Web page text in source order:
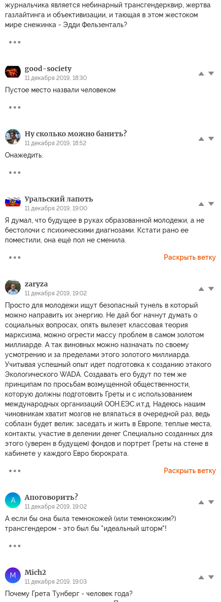
журнальчика является небинарный трансгендерквир, жертва
газлайтинга и объективизации, и тающая в этом жестоком
мире снежинка - Эдди Фельзенталь?
good-society
11 декабря 2019, 18:30
Пустое место назвали человеком
Ну сколько можно банить?
11 декабря 2019, 18:52
Онажедить.
Уральский лапоть
11 декабря 2019, 19:00
Я думал, что будущее в руках образованной молодежи, а не
бестолочи с психическими диагнозами. Кстати рано ее
поместили, она ещё пол не сменила.
Раскрыть ветку
zaryza
11 декабря 2019, 19:02
Просто для молодежи ищут безопасный тунель в который
можно направить их энергию. Не дай бог начнут думать о
социальных вопросах, опять вылезет классовая теория
марксизма, можно огрести массу проблем в самом золотом
миллиарде. А так виновных можно назначать по своему
усмотрению и за пределами этого золотого миллиарда.
Учитывая успешный опыт идет подготовка к созданию этакого
Экологического WADA. Создавать его будут по тем же
принципам по просьбам возмущенной общественности,
которую должны подготовить Греты и с использованием
международных организаций ООН.ЕЭС.и.т.д. Надеюсь нашим
чиновникам хватит мозгов не вляпаться в очередной раз, ведь
соблазн будет велик: заседать и жить в Европе, теплые места,
контакты, участие в делении денег Специально созданных для
этого (уверен в будущем) фондов и портрет Греты на стене в
кабинете у каждого Евро бюрократа.
Раскрыть ветку
А Апоговорить?
11 декабря 2019, 19:02
А если бы она была темнокожей (или темнокожим?)
трансгендером - это был бы "идеальный шторм"!
M Mich2
11 декабря 2019, 19:03
Почему Грета Тунберг - человек года?